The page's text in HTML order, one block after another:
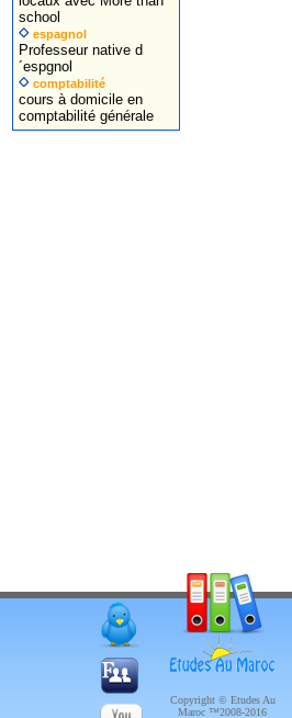
school
espagnol
Professeur native d
´espgnol
comptabilité
cours à domicile en
comptabilité générale
Copyright © Etudes Au
Maroc ™2008-2016